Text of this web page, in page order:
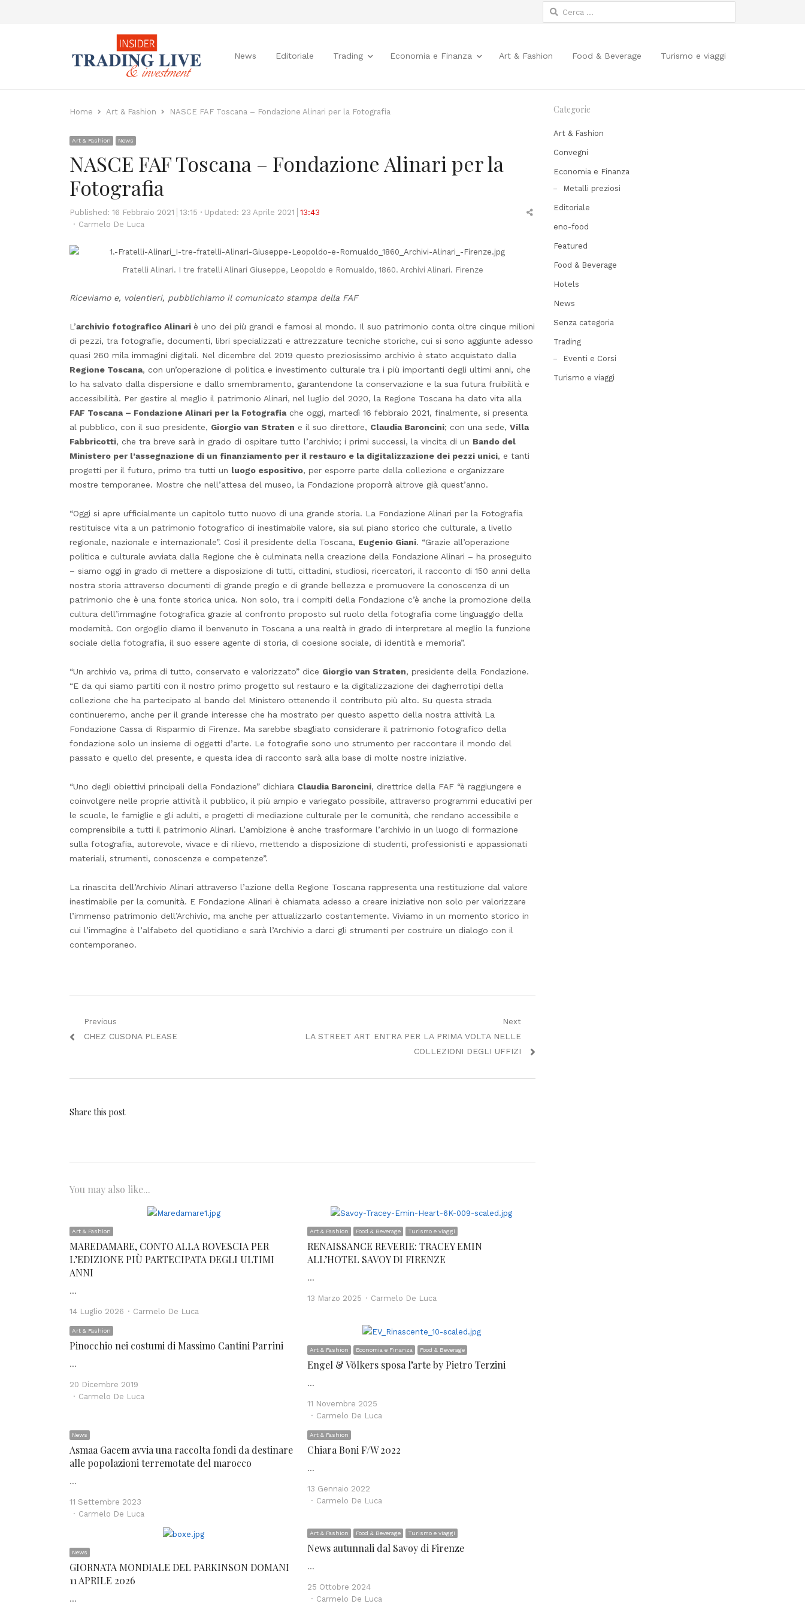
Ricerca
per:
News Editoriale Trading Economia e Finanza Art & Fashion Food & Beverage Turismo e viaggi
Home Art & Fashion NASCE FAF Toscana – Fondazione Alinari per la Fotografia
Art & Fashion News
NASCE FAF Toscana – Fondazione Alinari per la
Fotografia
Published: 16 Febbraio 2021 13:15 Updated: 23 Aprile 2021
13:43
Author
Carmelo De Luca
Share
Fratelli Alinari. I tre fratelli Alinari Giuseppe, Leopoldo e Romualdo, 1860. Archivi Alinari. Firenze
Riceviamo e, volentieri, pubblichiamo il comunicato stampa della FAF
L’archivio fotografico Alinari è uno dei più grandi e famosi al mondo. Il suo patrimonio conta oltre cinque milioni
di pezzi, tra fotografie, documenti, libri specializzati e attrezzature tecniche storiche, cui si sono aggiunte adesso
quasi 260 mila immagini digitali. Nel dicembre del 2019 questo preziosissimo archivio è stato acquistato dalla
Regione Toscana, con un’operazione di politica e investimento culturale tra i più importanti degli ultimi anni, che
lo ha salvato dalla dispersione e dallo smembramento, garantendone la conservazione e la sua futura fruibilità e
accessibilità. Per gestire al meglio il patrimonio Alinari, nel luglio del 2020, la Regione Toscana ha dato vita alla
FAF Toscana – Fondazione Alinari per la Fotografiache oggi, martedì 16 febbraio 2021, finalmente, si presenta
al pubblico, con il suo presidente, Giorgio van Straten e il suo direttore, Claudia Baroncini; con una sede, Villa
Fabbricotti, che tra breve sarà in grado di ospitare tutto l’archivio; i primi successi, la vincita di un Bando del
Ministero per l’assegnazione di un finanziamento per il restauro e la digitalizzazione dei pezzi unici, e tanti
progetti per il futuro, primo tra tutti un luogo espositivo, per esporre parte della collezione e organizzare
mostre temporanee. Mostre che nell’attesa del museo, la Fondazione proporrà altrove già quest’anno.
“Oggi si apre ufficialmente un capitolo tutto nuovo di una grande storia. La Fondazione Alinari per la Fotografia
restituisce vita a un patrimonio fotografico di inestimabile valore, sia sul piano storico che culturale, a livello
regionale, nazionale e internazionale”. Così il presidente della Toscana, Eugenio Giani. “Grazie all’operazione
politica e culturale avviata dalla Regione che è culminata nella creazione della Fondazione Alinari – ha proseguito
– siamo oggi in grado di mettere a disposizione di tutti, cittadini, studiosi, ricercatori, il racconto di 150 anni della
nostra storia attraverso documenti di grande pregio e di grande bellezza e promuovere la conoscenza di un
patrimonio che è una fonte storica unica. Non solo, tra i compiti della Fondazione c’è anche la promozione della
cultura dell’immagine fotografica grazie al confronto proposto sul ruolo della fotografia come linguaggio della
modernità. Con orgoglio diamo il benvenuto in Toscana a una realtà in grado di interpretare al meglio la funzione
sociale della fotografia, il suo essere agente di storia, di coesione sociale, di identità e memoria”.
“Un archivio va, prima di tutto, conservato e valorizzato” dice Giorgio van Straten, presidente della Fondazione.
“E da qui siamo partiti con il nostro primo progetto sul restauro e la digitalizzazione dei dagherrotipi della
collezione che ha partecipato al bando del Ministero ottenendo il contributo più alto. Su questa strada
continueremo, anche per il grande interesse che ha mostrato per questo aspetto della nostra attività La
Fondazione Cassa di Risparmio di Firenze. Ma sarebbe sbagliato considerare il patrimonio fotografico della
fondazione solo un insieme di oggetti d’arte. Le fotografie sono uno strumento per raccontare il mondo del
passato e quello del presente, e questa idea di racconto sarà alla base di molte nostre iniziative.
“Uno degli obiettivi principali della Fondazione” dichiara Claudia Baroncini, direttrice della FAF “è raggiungere e
coinvolgere nelle proprie attività il pubblico, il più ampio e variegato possibile, attraverso programmi educativi per
le scuole, le famiglie e gli adulti, e progetti di mediazione culturale per le comunità, che rendano accessibile e
comprensibile a tutti il patrimonio Alinari. L’ambizione è anche trasformare l’archivio in un luogo di formazione
sulla fotografia, autorevole, vivace e di rilievo, mettendo a disposizione di studenti, professionisti e appassionati
materiali, strumenti, conoscenze e competenze”.
La rinascita dell’Archivio Alinari attraverso l’azione della Regione Toscana rappresenta una restituzione dal valore
inestimabile per la comunità. E Fondazione Alinari è chiamata adesso a creare iniziative non solo per valorizzare
l’immenso patrimonio dell’Archivio, ma anche per attualizzarlo costantemente. Viviamo in un momento storico in
cui l’immagine è l’alfabeto del quotidiano e sarà l’Archivio a darci gli strumenti per costruire un dialogo con il
contemporaneo.
Navigazione
articoli
Previous
Previous
CHEZ CUSONA PLEASE
Next
Next
LA STREET ART ENTRA PER LA PRIMA VOLTA NELLE
COLLEZIONI DEGLI UFFIZI
Share this post
You may also like...
Art & Fashion
MAREDAMARE, CONTO ALLA ROVESCIA PER
L’EDIZIONE PIÙ PARTECIPATA DEGLI ULTIMI
ANNI
…
14 Luglio 2026 Author
Carmelo De Luca
Art & Fashion Food & Beverage Turismo e viaggi
RENAISSANCE REVERIE: TRACEY EMIN
ALL’HOTEL SAVOY DI FIRENZE
…
13 Marzo 2025 Author
Carmelo De Luca
Art & Fashion
Pinocchio nei costumi di Massimo Cantini Parrini
…
20 Dicembre 2019
Author
Carmelo De Luca
Art & Fashion Economia e Finanza Food & Beverage
Engel & Völkers sposa l’arte by Pietro Terzini
…
11 Novembre 2025
Author
Carmelo De Luca
News
Asmaa Gacem avvia una raccolta fondi da destinare
alle popolazioni terremotate del marocco
…
11 Settembre 2023
Author
Carmelo De Luca
Art & Fashion
Chiara Boni F/W 2022
…
13 Gennaio 2022
Author
Carmelo De Luca
News
GIORNATA MONDIALE DEL PARKINSON DOMANI
11 APRILE 2026
…
Art & Fashion Food & Beverage Turismo e viaggi
News autunnali dal Savoy di Firenze
…
25 Ottobre 2024
Author
Carmelo De Luca
Categorie
Art & Fashion
Convegni
Economia e Finanza
Metalli preziosi
Editoriale
eno-food
Featured
Food & Beverage
Hotels
News
Senza categoria
Trading
Eventi e Corsi
Turismo e viaggi